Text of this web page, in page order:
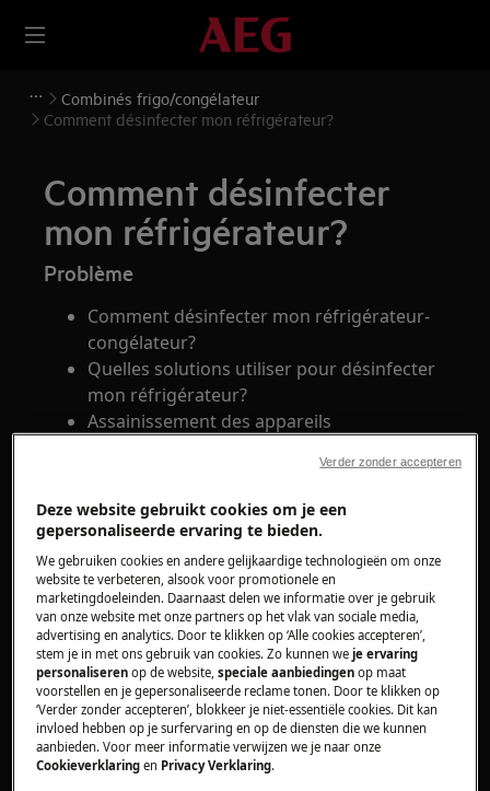
Combinés frigo/congélateur
Comment désinfecter mon réfrigérateur?
Comment désinfecter
mon réfrigérateur?
Problème
Comment désinfecter mon réfrigérateur-
congélateur?
Quelles solutions utiliser pour désinfecter
mon réfrigérateur?
Assainissement des appareils
S'applique à
réfrigérateurs-congélateurs
réfrigérateurs
congélateurs
autres appareils électroménagers
Solution
Essuyez quelques fois la surface externe
de votre appareil avec des serviettes DOUX
À USAGE UNIQUE imbibées d'une
Deze website gebruikt cookies om je een
gepersonaliseerde ervaring te bieden.
We gebruiken cookies en andere gelijkaardige technologieën om onze
website te verbeteren, alsook voor promotionele en
marketingdoeleinden. Daarnaast delen we informatie over je gebruik
van onze website met onze partners op het vlak van sociale media,
advertising en analytics. Door te klikken op ‘Alle cookies accepteren’,
stem je in met ons gebruik van cookies. Zo kunnen weje ervaring
personaliseren op de website,speciale aanbiedingen op maat
voorstellen en je gepersonaliseerde reclame tonen. Door te klikken op
‘Verder zonder accepteren’, blokkeer je niet-essentiële cookies. Dit kan
invloed hebben op je surfervaring en op de diensten die we kunnen
aanbieden. Voor meer informatie verwijzen we je naar onze
Cookieverklaring en Privacy Verklaring.
Verder zonder accepteren